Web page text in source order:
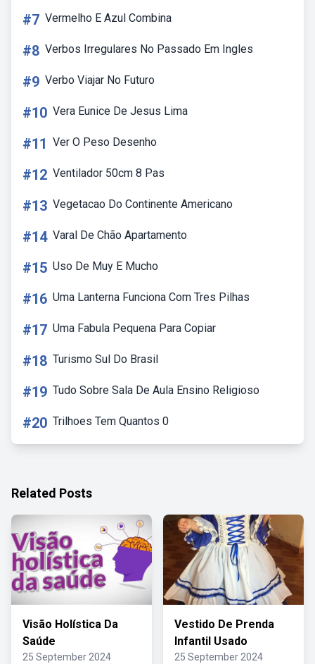
#7 Vermelho E Azul Combina
#8 Verbos Irregulares No Passado Em Ingles
#9 Verbo Viajar No Futuro
#10 Vera Eunice De Jesus Lima
#11 Ver O Peso Desenho
#12 Ventilador 50cm 8 Pas
#13 Vegetacao Do Continente Americano
#14 Varal De Chão Apartamento
#15 Uso De Muy E Mucho
#16 Uma Lanterna Funciona Com Tres Pilhas
#17 Uma Fabula Pequena Para Copiar
#18 Turismo Sul Do Brasil
#19 Tudo Sobre Sala De Aula Ensino Religioso
#20 Trilhoes Tem Quantos 0
Related Posts
Visão Holística Da
Saúde
25 September 2024
Vestido De Prenda
Infantil Usado
25 September 2024